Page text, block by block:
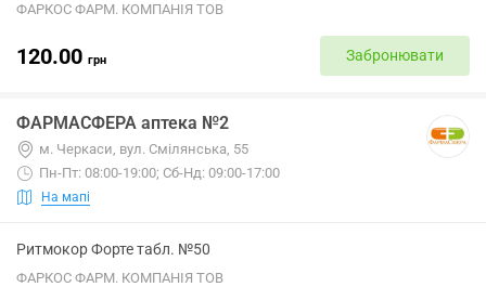
ФАРКОС ФАРМ. КОМПАНІЯ ТОВ
120.00 грн Забронювати
ФАРМАСФЕРА аптека №2
м. Черкаси, вул. Смілянська, 55
Пн-Пт: 08:00-19:00; Сб-Нд: 09:00-17:00
На мапі
Ритмокор Форте табл. №50
ФАРКОС ФАРМ. КОМПАНІЯ ТОВ